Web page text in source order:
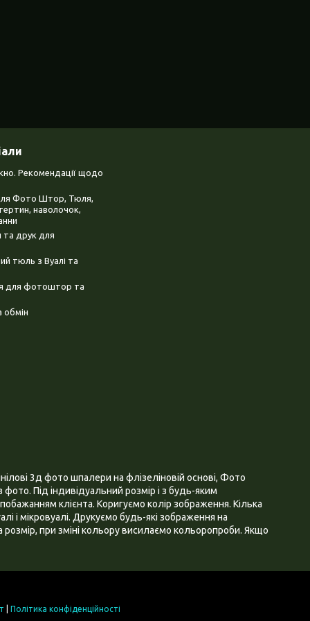
Рекомендації щодо
Фото Штор, Тюля,
наволочок,
та друк для
тюль з Вуалі та
для фотоштор та
обмін
3д фото шпалери на флізеліновій основі, Фото
Під індивідуальний розмір і з будь-яким
клієнта. Коригуємо колір зображення. Кілька
і мікровуалі. Друкуємо будь-які зображення на
при зміні кольору висилаємо кольоропроби. Якщо
Політика конфіденційності